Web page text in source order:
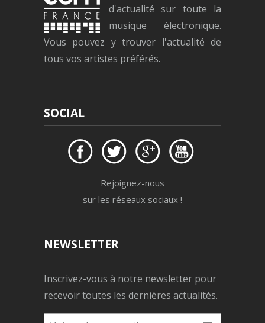
d'actualité sur toute la
musique électronique.
Vous pouvez y trouver l'actualité de
tous vos artistes préférés.
SOCIAL
Rejoignez-nous
sur les réseaux sociaux !
NEWSLETTER
Inscrivez-vous à notre newsletter pour
recevoir toutes les dernières actualités.